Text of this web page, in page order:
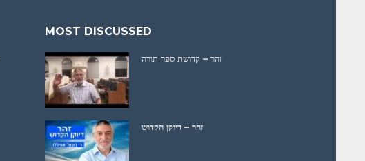
MOST DISCUSSED
זהר – קדושת ספר תורה
זהר – דיוקן הקדוש